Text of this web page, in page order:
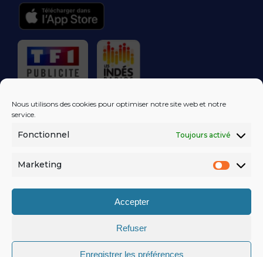
Nous utilisons des cookies pour optimiser notre site web et notre
service.
Fonctionnel Toujours activé
Marketing
Accepter
Refuser
Enregistrer les préférences
RÉGIE PUBLICITAIRE
LES EXCLUS
DANS VOTRE
MENTIONS LÉGALES